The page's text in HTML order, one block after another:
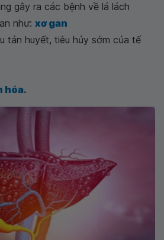
gây ra các bệnh về lá lách
như: xơ gan
tán huyết, tiêu hủy sớm của tế
hóa.